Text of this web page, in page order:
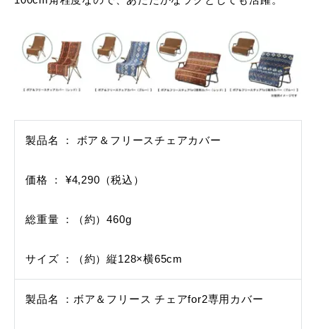
製品名 ： ボア＆フリースチェアカバー
価格 ： ¥4,290（税込）
総重量 ：（約）460g
サイズ ：（約）縦128×横65cm
製品名 ：ボア＆フリース チェアfor2専用カバー